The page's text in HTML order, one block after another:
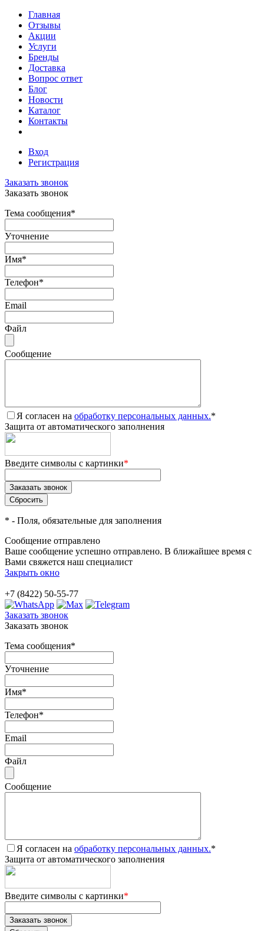
Главная
Отзывы
Акции
Услуги
Бренды
Доставка
Вопрос ответ
Блог
Новости
Каталог
Контакты
Вход
Регистрация
Заказать звонок
Заказать звонок
Тема сообщения*
Уточнение
Имя*
Телефон*
Email
Файл
Сообщение
Я согласен на обработку персональных данных.*
Защита от автоматического заполнения
Введите символы с картинки*
* - Поля, обязательные для заполнения
Сообщение отправлено
Ваше сообщение успешно отправлено. В ближайшее время с
Вами свяжется наш специалист
Закрыть окно
+7 (8422) 50-55-77
Заказать звонок
Заказать звонок
Тема сообщения*
Уточнение
Имя*
Телефон*
Email
Файл
Сообщение
Я согласен на обработку персональных данных.*
Защита от автоматического заполнения
Введите символы с картинки*